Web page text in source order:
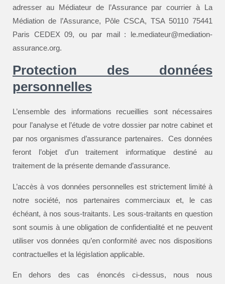
adresser au Médiateur de l’Assurance par courrier à La
Médiation de l’Assurance, Pôle CSCA, TSA 50110 75441
Paris CEDEX 09, ou par mail : le.mediateur@mediation-
assurance.org.
Protection des données
personnelles
L’ensemble des informations recueillies sont nécessaires
pour l’analyse et l’étude de votre dossier par notre cabinet et
par nos organismes d’assurance partenaires. Ces données
feront l’objet d’un traitement informatique destiné au
traitement de la présente demande d’assurance.
L’accès à vos données personnelles est strictement limité à
notre société, nos partenaires commerciaux et, le cas
échéant, à nos sous-traitants. Les sous-traitants en question
sont soumis à une obligation de confidentialité et ne peuvent
utiliser vos données qu’en conformité avec nos dispositions
contractuelles et la législation applicable.
En dehors des cas énoncés ci-dessus, nous nous